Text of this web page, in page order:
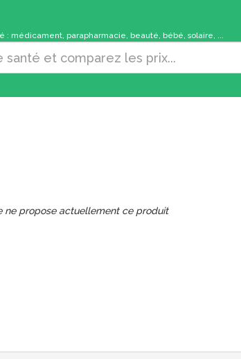
: médicament, parapharmacie, beauté, bébé, solaire, ...
ne propose actuellement ce produit